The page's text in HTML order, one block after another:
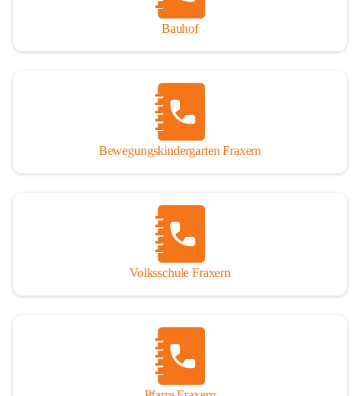
Bauhof
Bewegungskindergarten Fraxern
Volksschule Fraxern